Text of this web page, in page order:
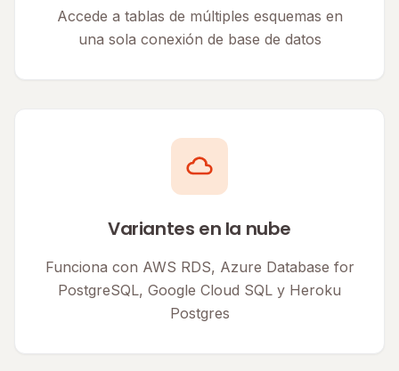
Accede a tablas de múltiples esquemas en
una sola conexión de base de datos
Variantes en la nube
Funciona con AWS RDS, Azure Database for
PostgreSQL, Google Cloud SQL y Heroku
Postgres